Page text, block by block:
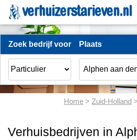
Zoek bedrijf voor Plaats
Home > Zuid-Holland
Verhuisbedrijven in